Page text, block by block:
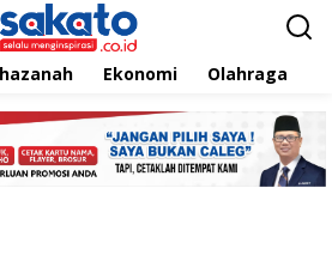
Ekonomi Olahraga